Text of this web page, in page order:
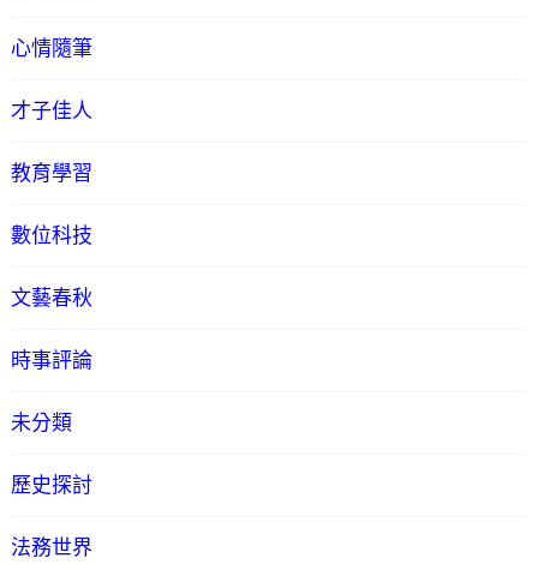
心情隨筆
才子佳人
教育學習
數位科技
文藝春秋
時事評論
未分類
歷史探討
法務世界